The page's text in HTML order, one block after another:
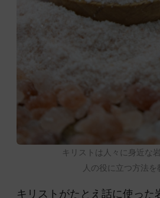
キリストは人々に身近な
人の役に立つ方法を
キリストがたとえ話に使った